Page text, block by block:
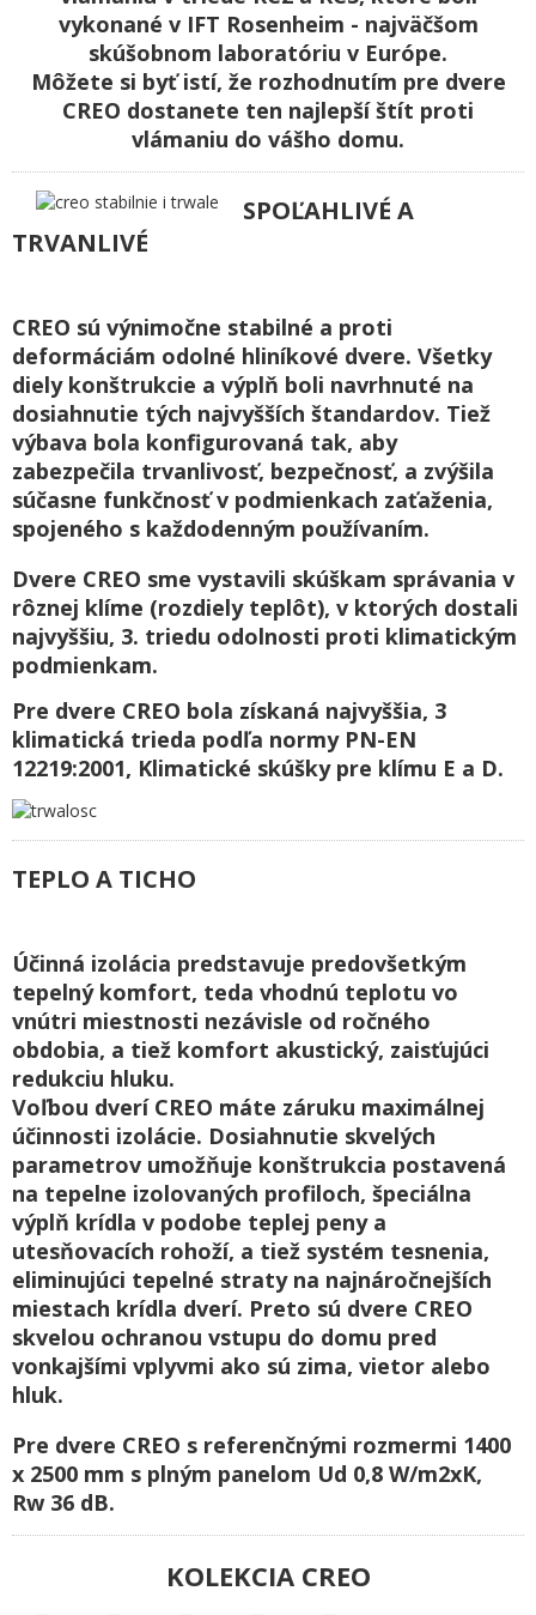
vykonané v IFT Rosenheim - najväčšom
skúšobnom laboratóriu v Európe.
Môžete si byť istí, že rozhodnutím pre dvere
CREO dostanete ten najlepší štít proti
vlámaniu do vášho domu.
SPOĽAHLIVÉ A
TRVANLIVÉ
CREO sú výnimočne stabilné a proti
deformáciám odolné hliníkové dvere. Všetky
diely konštrukcie a výplň boli navrhnuté na
dosiahnutie tých najvyšších štandardov. Tiež
výbava bola konfigurovaná tak, aby
zabezpečila trvanlivosť, bezpečnosť, a zvýšila
súčasne funkčnosť v podmienkach zaťaženia,
spojeného s každodenným používaním.
Dvere CREO sme vystavili skúškam správania v
rôznej klíme (rozdiely teplôt), v ktorých dostali
najvyššiu, 3. triedu odolnosti proti klimatickým
podmienkam.
Pre dvere CREO bola získaná najvyššia, 3
klimatická trieda podľa normy PN-EN
12219:2001, Klimatické skúšky pre klímu E a D.
TEPLO A TICHO
Účinná izolácia predstavuje predovšetkým
tepelný komfort, teda vhodnú teplotu vo
vnútri miestnosti nezávisle od ročného
obdobia, a tiež komfort akustický, zaisťujúci
redukciu hluku.
Voľbou dverí CREO máte záruku maximálnej
účinnosti izolácie. Dosiahnutie skvelých
parametrov umožňuje konštrukcia postavená
na tepelne izolovaných profiloch, špeciálna
výplň krídla v podobe teplej peny a
utesňovacích rohoží, a tiež systém tesnenia,
eliminujúci tepelné straty na najnáročnejších
miestach krídla dverí. Preto sú dvere CREO
skvelou ochranou vstupu do domu pred
vonkajšími vplyvmi ako sú zima, vietor alebo
hluk.
Pre dvere CREO s referenčnými rozmermi 1400
x 2500 mm s plným panelom Ud 0,8 W/m2xK,
Rw 36 dB.
KOLEKCIA CREO